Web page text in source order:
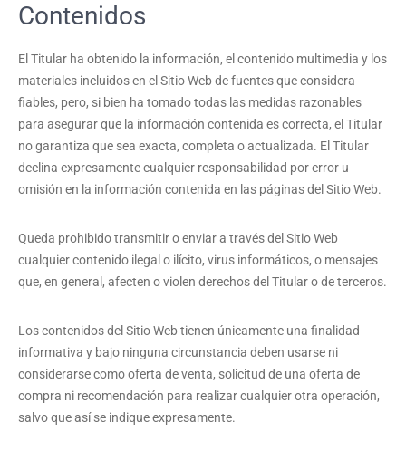
Contenidos
El Titular ha obtenido la información, el contenido multimedia y los
materiales incluidos en el Sitio Web de fuentes que considera
fiables, pero, si bien ha tomado todas las medidas razonables
para asegurar que la información contenida es correcta, el Titular
no garantiza que sea exacta, completa o actualizada. El Titular
declina expresamente cualquier responsabilidad por error u
omisión en la información contenida en las páginas del Sitio Web.
Queda prohibido transmitir o enviar a través del Sitio Web
cualquier contenido ilegal o ilícito, virus informáticos, o mensajes
que, en general, afecten o violen derechos del Titular o de terceros.
Los contenidos del Sitio Web tienen únicamente una finalidad
informativa y bajo ninguna circunstancia deben usarse ni
considerarse como oferta de venta, solicitud de una oferta de
compra ni recomendación para realizar cualquier otra operación,
salvo que así se indique expresamente.